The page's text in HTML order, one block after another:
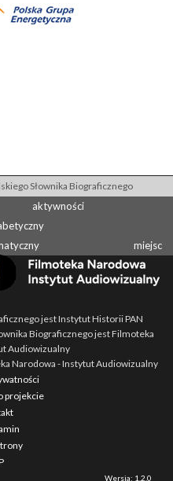
Słownika Biograficznego
aktywności
miejsc
jest Instytut Historii PAN
Biograficznego jest Filmoteka
Audiowizualny
Narodowa - Instytut Audiowizualny
projekcie
Wersja: 1.2.0